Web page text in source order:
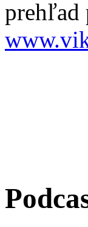
prehľad